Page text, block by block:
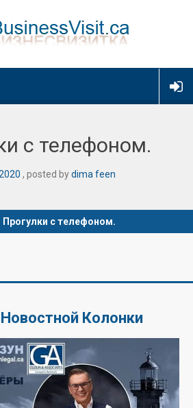
с телефоном.
posted bydima feen
Прогулки с телефоном.
Колонки